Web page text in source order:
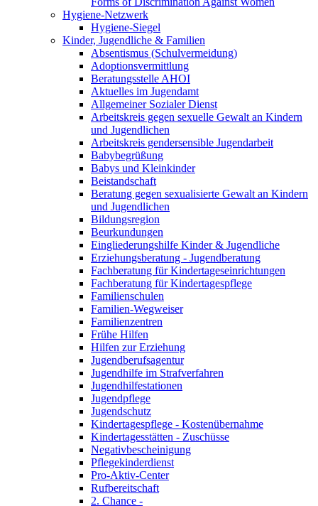
Hygiene-Netzwerk
Hygiene-Siegel
Kinder, Jugendliche & Familien
Absentismus (Schulvermeidung)
Adoptionsvermittlung
Beratungsstelle AHOI
Aktuelles im Jugendamt
Allgemeiner Sozialer Dienst
Arbeitskreis gegen sexuelle Gewalt an Kindern
und Jugendlichen
Arbeitskreis gendersensible Jugendarbeit
Babybegrüßung
Babys und Kleinkinder
Beistandschaft
Beratung gegen sexualisierte Gewalt an Kindern
und Jugendlichen
Bildungsregion
Beurkundungen
Eingliederungshilfe Kinder & Jugendliche
Erziehungsberatung - Jugendberatung
Fachberatung für Kindertageseinrichtungen
Fachberatung für Kindertagespflege
Familienschulen
Familien-Wegweiser
Familienzentren
Frühe Hilfen
Hilfen zur Erziehung
Jugendberufsagentur
Jugendhilfe im Strafverfahren
Jugendhilfestationen
Jugendpflege
Jugendschutz
Kindertagespflege - Kostenübernahme
Kindertagesstätten - Zuschüsse
Negativbescheinigung
Pflegekinderdienst
Pro-Aktiv-Center
Rufbereitschaft
2. Chance -